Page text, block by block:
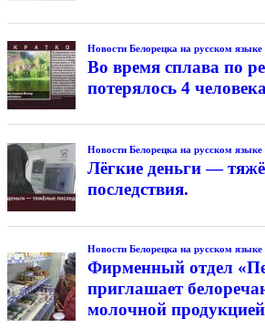
Новости Белорецка на русском языке
Во время сплава по
потерялось 4 человека
Новости Белорецка на русском языке
Лёгкие деньги —
последствия.
Новости Белорецка на русском языке
Фирменный отдел
приглашает
молочной продукцией